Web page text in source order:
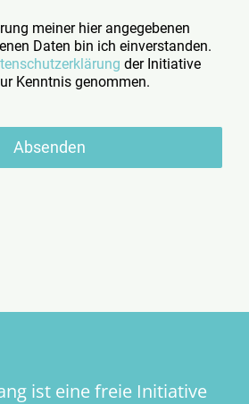
meiner hier angegebenen
Daten bin ich einverstanden.
der Initiative
Kenntnis genommen.
Absenden
ist eine freie Initiative